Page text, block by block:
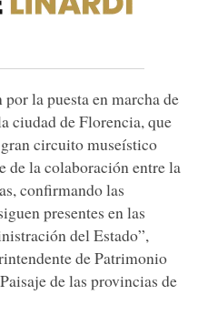
la puesta en marcha de
ciudad de Florencia, que
circuito museístico
de la colaboración entre la
confirmando las
presentes en las
del Estado”,
de Patrimonio
de las provincias de